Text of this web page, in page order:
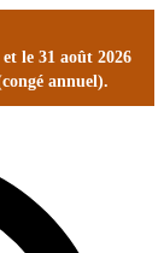
le 31 août 2026
annuel).